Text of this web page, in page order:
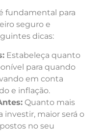
fundamental para
seguro e
dicas:
Estabeleça quanto
para quando
em conta
e inflação.
Quanto mais
investir, maior será o
no seu